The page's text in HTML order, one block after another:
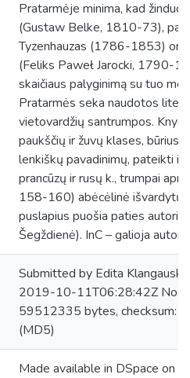
Pratarmėje minima, kad
(Gustaw Belke, 1810-73),
Tyzenhauzas (1786-1853)
(Feliks Paweł Jarocki, 1790-
skaičiaus palyginimą su tuo
Pratarmės seka naudotos
vietovardžių santrumpos.
paukščių ir žuvų klases, būrius,
lenkiškų pavadinimų, pateikti ir
prancūzų ir rusų k., trumpai
158-160) abėcėlinė išvardytų
puslapius puošia paties
Šegždienė). InC – galioja
Submitted by Edita
2019-10-11T06:28:42Z No.
59512335 bytes, checksum:
(MD5)
Made available in DSpace on